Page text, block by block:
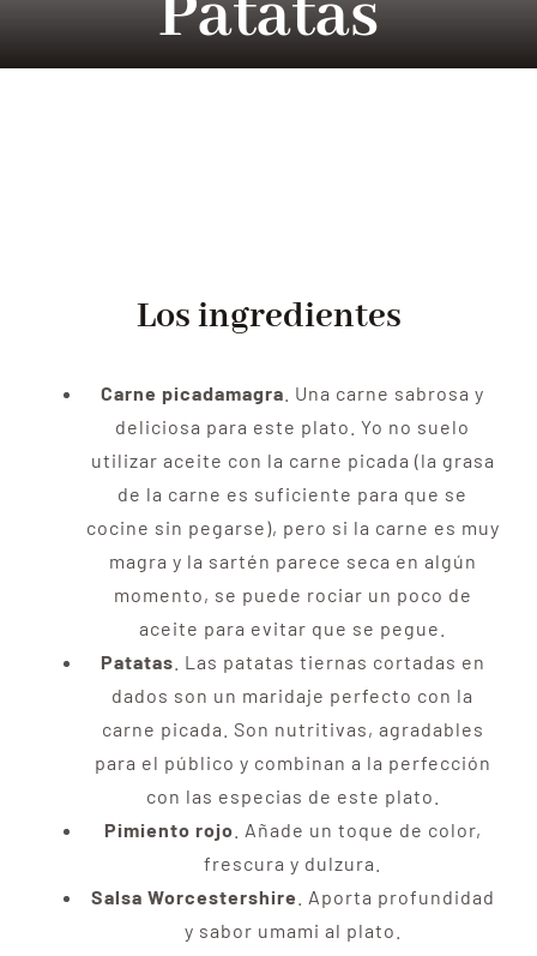
Patatas
Los ingredientes
Carne picadamagra . Una carne sabrosa y
deliciosa para este plato. Yo no suelo
utilizar aceite con la carne picada (la grasa
de la carne es suficiente para que se
cocine sin pegarse), pero si la carne es muy
magra y la sartén parece seca en algún
momento, se puede rociar un poco de
aceite para evitar que se pegue.
Patatas . Las patatas tiernas cortadas en
dados son un maridaje perfecto con la
carne picada. Son nutritivas, agradables
para el público y combinan a la perfección
con las especias de este plato.
Pimiento rojo . Añade un toque de color,
frescura y dulzura.
Salsa Worcestershire . Aporta profundidad
y sabor umami al plato.